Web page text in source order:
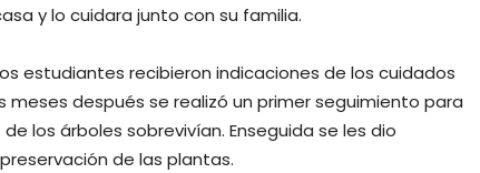
y lo cuidara junto con su familia.
estudiantes recibieron indicaciones de los cuidados
después se realizó un primer seguimiento para
los árboles sobrevivían. Enseguida se les dio
de las plantas.